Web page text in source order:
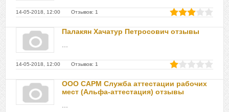
14-05-2018, 12:00 Отзывов: 1
Палакян Хачатур Петросович отзывы
14-05-2018, 12:00 Отзывов: 1
ООО САРМ Служба аттестации рабочих
мест (Альфа-аттестация) отзывы